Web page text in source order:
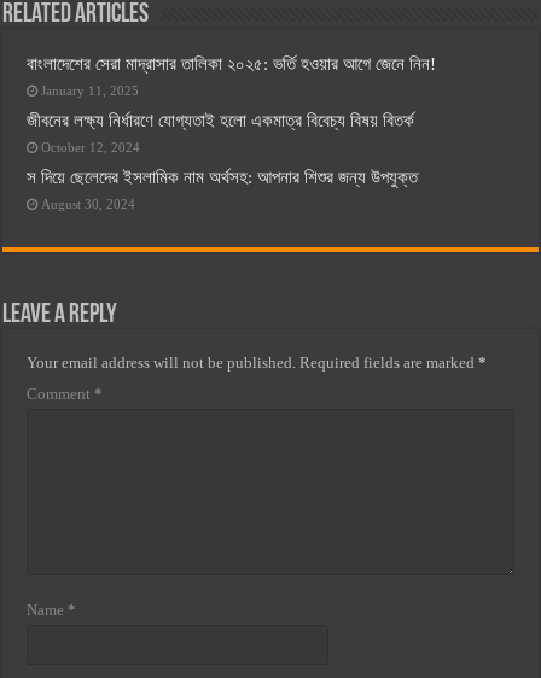
Related Articles
বাংলাদেশের সেরা মাদ্রাসার তালিকা ২০২৫: ভর্তি হওয়ার আগে জেনে নিন!
January 11, 2025
জীবনের লক্ষ্য নির্ধারণে যোগ্যতাই হলো একমাত্র বিবেচ্য বিষয় বিতর্ক
October 12, 2024
স দিয়ে ছেলেদের ইসলামিক নাম অর্থসহ: আপনার শিশুর জন্য উপযুক্ত
August 30, 2024
Leave a Reply
Your email address will not be published. Required fields are marked*
Comment *
Name *